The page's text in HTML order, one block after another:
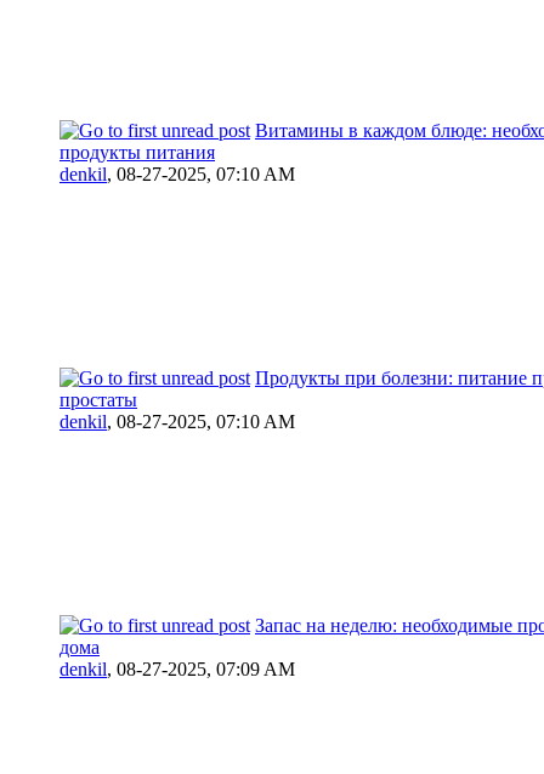
Витамины в каждом блюде:
продукты питания
denkil, 08-27-2025, 07:10 AM
Продукты при болезни: питание
простаты
denkil, 08-27-2025, 07:10 AM
Запас на неделю: необходимые
дома
denkil, 08-27-2025, 07:09 AM